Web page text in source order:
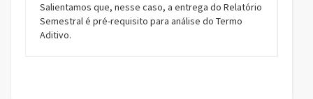
Salientamos que, nesse caso, a entrega do Relatório
Semestral é pré-requisito para análise do Termo
Aditivo.